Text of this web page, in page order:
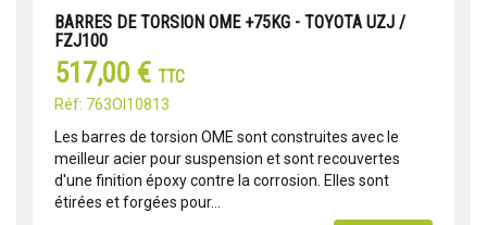
BARRES DE TORSION OME +75KG - TOYOTA UZJ /
FZJ100
517,00 € TTC
Réf: 763OI10813
Les barres de torsion OME sont construites avec le
meilleur acier pour suspension et sont recouvertes
d'une finition époxy contre la corrosion. Elles sont
étirées et forgées pour...